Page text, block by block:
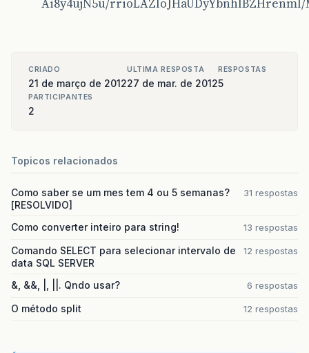
Ai8y4ujN5u/rrioLAZloJHaUDyYbnhlBZHrenml/
CRIADO
21 de março de 2012
ULTIMA RESPOSTA
27 de mar. de 2012
RESPOSTAS
5
PARTICIPANTES
2
Topicos relacionados
Como saber se um mes tem 4 ou 5 semanas?
[RESOLVIDO]
31 respostas
Como converter inteiro para string! 13 respostas
Comando SELECT para selecionar intervalo de
data SQL SERVER
12 respostas
&, &&, |, ||. Qndo usar? 6 respostas
O método split 12 respostas